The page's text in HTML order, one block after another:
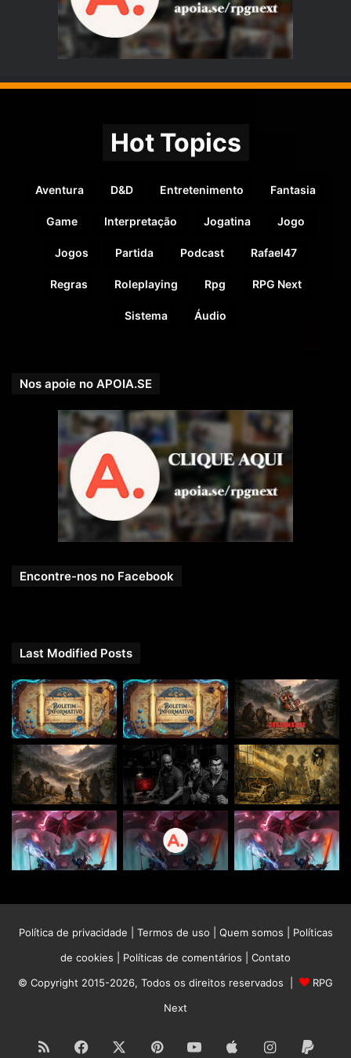
Hot Topics
Aventura D&D Entretenimento Fantasia
Game Interpretação Jogatina Jogo
Jogos Partida Podcast Rafael47
Regras Roleplaying Rpg RPG Next
Sistema Áudio
Nos apoie no APOIA.SE
Encontre-nos no Facebook
Last Modified Posts
Política de privacidade Termos de uso Quem somos
Políticas
de cookies
Políticas de comentários
Contato
© Copyright 2015-2026, Todos os direitos reservados |
RPG
Next
RSS Facebook PinterestYouTubeAppleInstagram